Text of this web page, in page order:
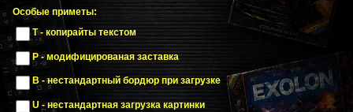
Особые приметы:
T - копирайты текстом
P - модифицированая заставка
B - нестандартный бордюр при загрузке
U - нестандартная загрузка картинки